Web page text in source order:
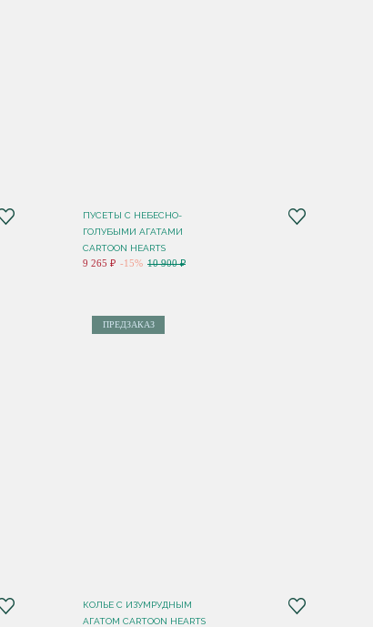
ПУСЕТЫ C НЕБЕСНО-
ГОЛУБЫМИ АГАТАМИ
CARTOON HEARTS
9 265 ₽ -15% 10 900 ₽
ПРЕДЗАКАЗ
КОЛЬЕ C ИЗУМРУДНЫМ
АГАТОМ CARTOON HEARTS